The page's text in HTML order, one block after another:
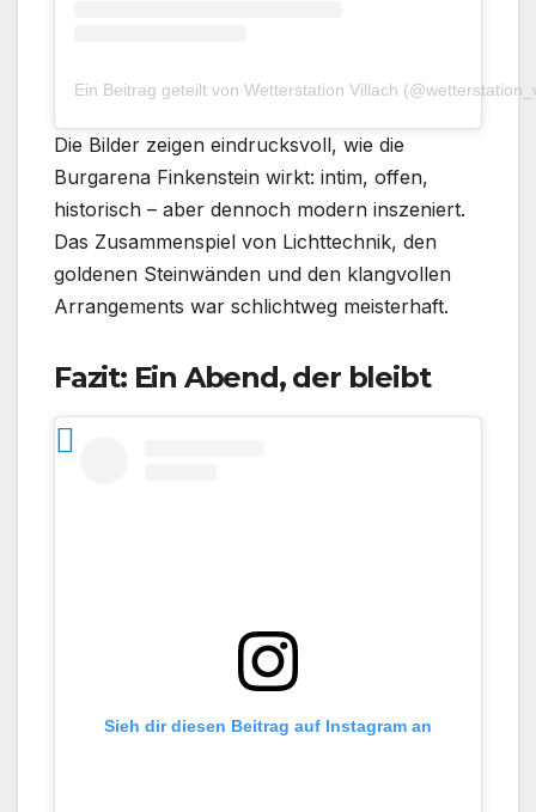
Ein Beitrag geteilt von Wetterstation Villach
Die Bilder zeigen eindrucksvoll, wie die
Burgarena Finkenstein wirkt: intim, offen,
historisch – aber dennoch modern inszeniert.
Das Zusammenspiel von Lichttechnik, den
goldenen Steinwänden und den klangvollen
Arrangements war schlichtweg meisterhaft.
Fazit: Ein Abend, der bleibt
Sieh dir diesen Beitrag auf Instagram an